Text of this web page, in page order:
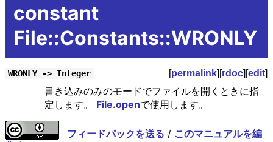
constant
File::Constants::WRONLY
WRONLY -> Integer [permalink][rdoc][edit]
書き込みのみのモードでファイルを開くときに指
定します。 File.openで使用します。
フィードバックを送る / このマニュアルを編